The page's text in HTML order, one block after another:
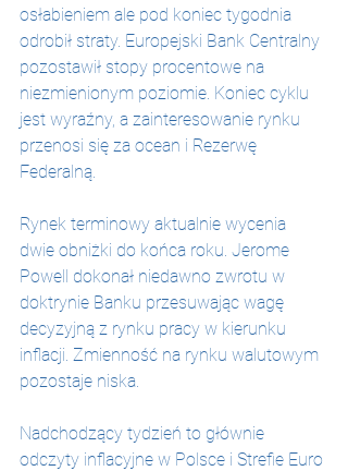
osłabieniem ale pod koniec tygodnia
odrobił straty. Europejski Bank Centralny
pozostawił stopy procentowe na
niezmienionym poziomie. Koniec cyklu
jest wyraźny, a zainteresowanie rynku
przenosi się za ocean i Rezerwę
Federalną.
Rynek terminowy aktualnie wycenia
dwie obniżki do końca roku. Jerome
Powell dokonał niedawno zwrotu w
doktrynie Banku przesuwając wagę
decyzyjną z rynku pracy w kierunku
inflacji. Zmienność na rynku walutowym
pozostaje niska.
Nadchodzący tydzień to głównie
odczyty inflacyjne w Polsce i Strefie Euro